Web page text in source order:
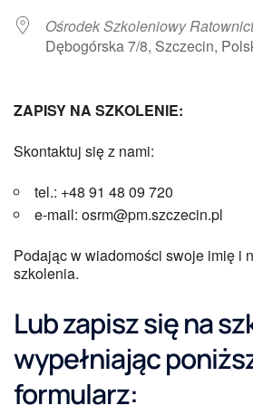
Ośrodek Szkoleniowy
Dębogórska 7/8, Szczecin,
ZAPISY NA SZKOLENIE:
Skontaktuj się z nami:
tel.: +48 91 48 09 720
e-mail: osrm@pm.szczecin.pl
Podając w wiadomości swoje imię i
szkolenia.
Lub zapisz się na
wypełniając
formularz: